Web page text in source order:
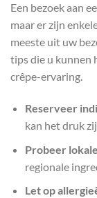
Een bezoek aan
maar er zijn
meeste uit uw
tips die u kunnen
crêpe-ervaring.
Reserveer
kan het druk
Probeer
regionale
Let op